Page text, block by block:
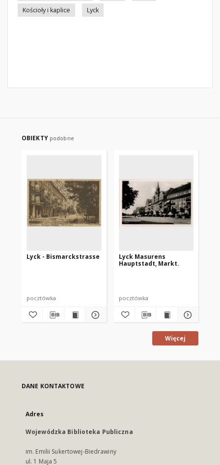
Kościoły i kaplice
Lyck
OBIEKTY podobne
Lyck - Bismarckstrasse
pocztówka
Lyck Masurens
Hauptstadt, Markt.
pocztówka
Więcej
DANE KONTAKTOWE
Adres
Wojewódzka Biblioteka Publiczna
im. Emilii Sukertowej-Biedrawiny
ul. 1 Maja 5